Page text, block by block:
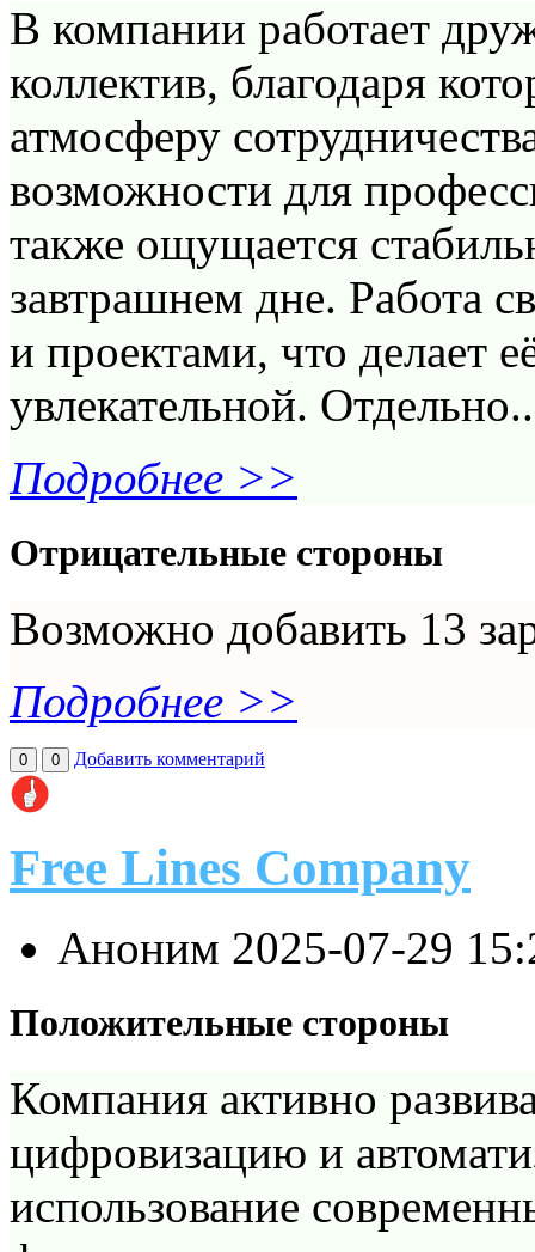
В компании работает
коллектив, благодаря
атмосферу
возможности для
также ощущается
завтрашнем дне. Работа
и проектами, что делает
увлекательной.
Подробнее >>
Отрицательные стороны
Возможно добавить 13
Подробнее >>
0 0 Добавить комментарий
Free Lines Company
Аноним 2025-07-29
Положительные стороны
Компания активно
цифровизацию и
использование